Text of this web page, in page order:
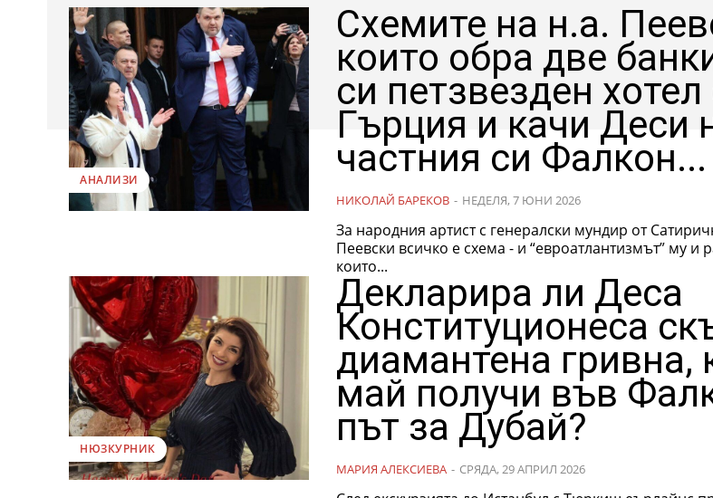
АНАЛИЗИ
Схемите на н.а.
които обра две
си петзвезден хотел
Гърция и качи Деси
частния си Фалкон...
НИКОЛАЙ БАРЕКОВ - НЕДЕЛЯ, 7 ЮНИ 2026
За народния артист с генералски мундир от
Пеевски всичко е схема - и “евроатлантизмът” му и
които...
НЮЗКУРНИК
Декларира ли Деса
Конституционеса
диамантена гривна,
май получи във
път за Дубай?
МАРИЯ АЛЕКСИЕВА - СРЯДА, 29 АПРИЛ 2026